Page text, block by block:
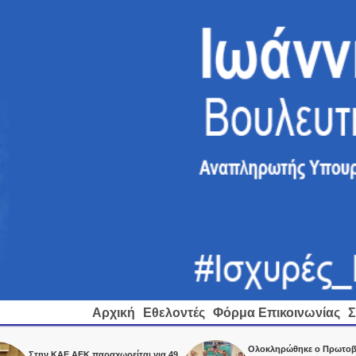
Αρχική Εθελοντές Φόρμα Επικοινωνίας
Ολοκληρώθηκε ο Πρωτοβάθμιος